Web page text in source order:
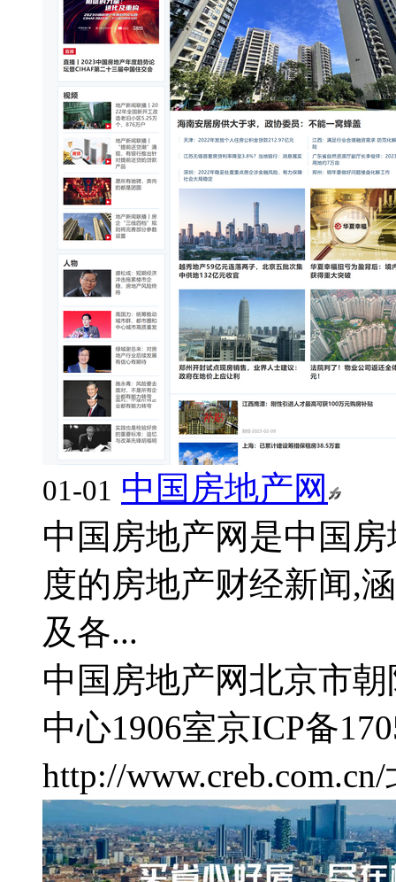
01-01 中国房地产网
中国房地产网是中国
度的房地产财经新闻,
及各...
中国房地产网北京市
中心1906室京ICP备
http://www.creb.com.cn/